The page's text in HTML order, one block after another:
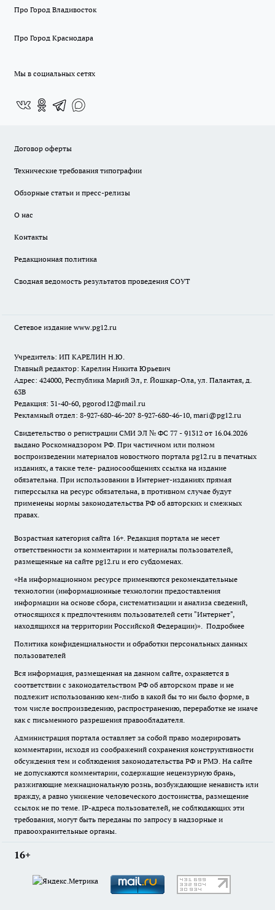
Про Город Владивосток
Про Город Краснодара
Мы в социальных сетях
Договор оферты
Технические требования типографии
Обзорные статьи и пресс-релизы
О нас
Контакты
Редакционная политика
Сводная ведомость результатов проведения СОУТ
Сетевое издание www.pg12.ru
Учредитель: ИП КАРЕЛИН Н.Ю.
Главный редактор: Карелин Никита Юрьевич
Адрес: 424000, Республика Марий Эл, г. Йошкар-Ола, ул. Палантая, д.
63В
Редакция: 31-40-60, pgorod12@mail.ru
Рекламный отдел: 8-927-680-46-20? 8-927-680-46-10, mari@pg12.ru
Свидетельство о регистрации СМИ ЭЛ № ФС 77 - 91312 от 16.04.2026
выдано Роскомнадзором РФ. При частичном или полном
воспроизведении материалов новостного портала pg12.ru в печатных
изданиях, а также теле- радиосообщениях ссылка на издание
обязательна. При использовании в Интернет-изданиях прямая
гиперссылка на ресурс обязательна, в противном случае будут
применены нормы законодательства РФ об авторских и смежных
правах.
Возрастная категория сайта 16+. Редакция портала не несет
ответственности за комментарии и материалы пользователей,
размещенные на сайте pg12.ru и его субдоменах.
«На информационном ресурсе применяются рекомендательные
технологии (информационные технологии предоставления
информации на основе сбора, систематизации и анализа сведений,
относящихся к предпочтениям пользователей сети "Интернет",
находящихся на территории Российской Федерации)». Подробнее
Политика конфиденциальности и обработки персональных данных
пользователей
Вся информация, размещенная на данном сайте, охраняется в
соответствии с законодательством РФ об авторском праве и не
подлежит использованию кем-либо в какой бы то ни было форме, в
том числе воспроизведению, распространению, переработке не иначе
как с письменного разрешения правообладателя.
Администрация портала оставляет за собой право модерировать
комментарии, исходя из соображений сохранения конструктивности
обсуждения тем и соблюдения законодательства РФ и РМЭ. На сайте
не допускаются комментарии, содержащие нецензурную брань,
разжигающие межнациональную рознь, возбуждающие ненависть или
вражду, а равно унижение человеческого достоинства, размещение
ссылок не по теме. IP-адреса пользователей, не соблюдающих эти
требования, могут быть переданы по запросу в надзорные и
правоохранительные органы.
16+